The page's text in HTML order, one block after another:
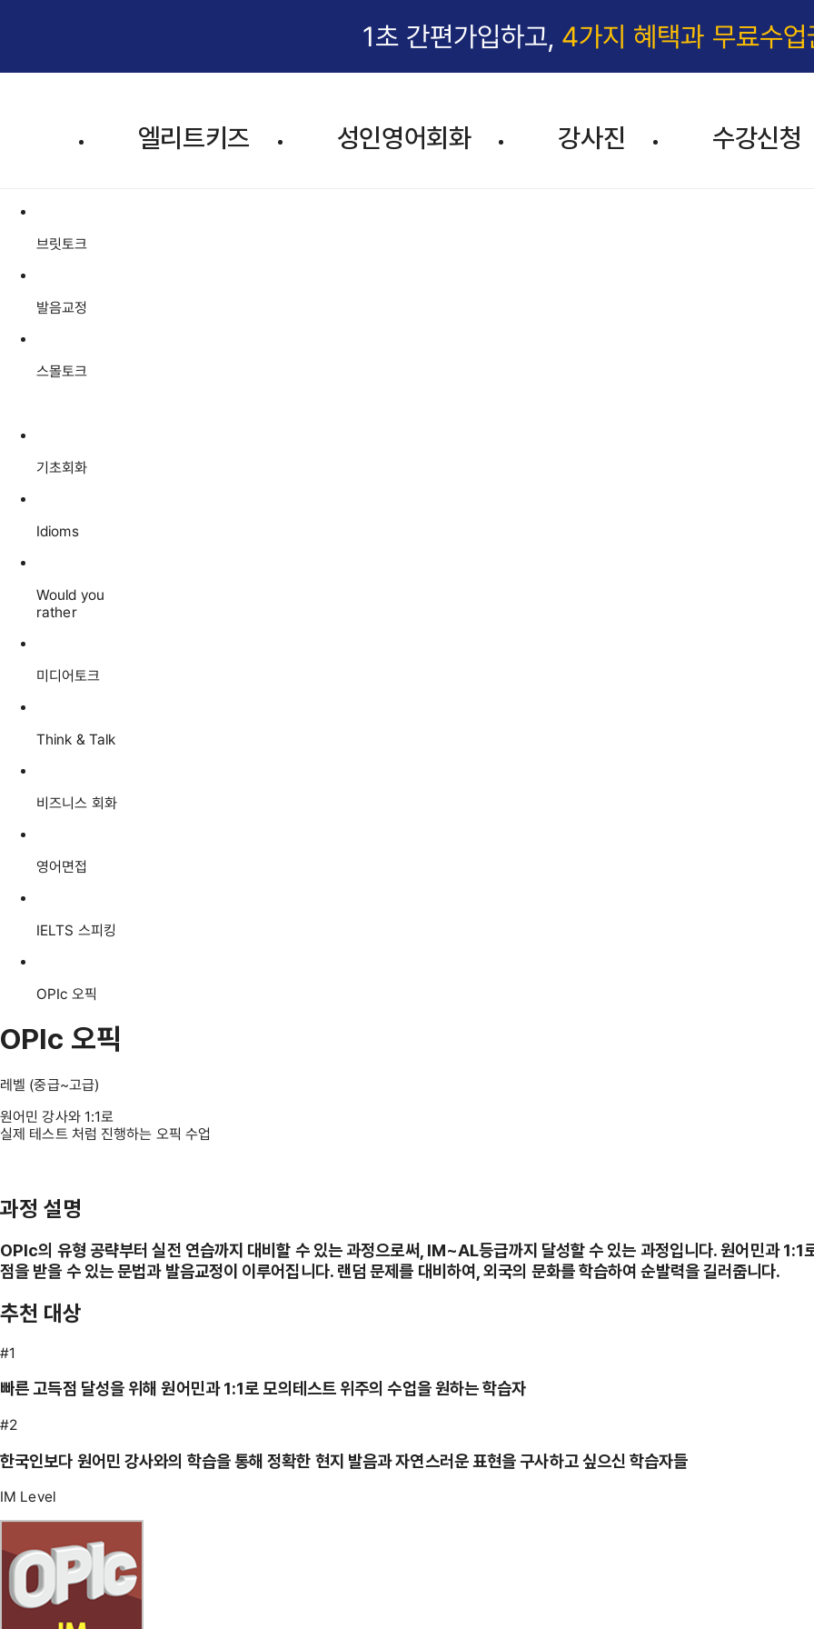
1초 간편가입하고, 4가지 혜택과 무료수업
엘리트키즈 성인영어회화 강사진 수강신청
브릿토크
발음교정
스몰토크
기초회화
Idioms
Would you
rather
미디어토크
Think & Talk
비즈니스 회화
영어면접
IELTS 스피킹
OPIc 오픽
OPIc 오픽
레벨 (중급~고급)
원어민 강사와 1:1로
실제 테스트 처럼 진행하는 오픽 수업
과정 설명
OPIc의 유형 공략부터 실전 연습까지 대비할 수 있는 과정으로써, IM~AL등급까지 달성할 수 있는 과정입니다. 원어민과
점을 받을 수 있는 문법과 발음교정이 이루어집니다. 랜덤 문제를 대비하여, 외국의 문화를 학습하여 순발력을 길러줍니다.
추천 대상
#1
빠른 고득점 달성을 위해 원어민과 1:1로 모의테스트 위주의 수업을 원하는 학습자
#2
한국인보다 원어민 강사와의 학습을 통해 정확한 현지 발음과 자연스러운 표현을 구사하고 싶으신 학습자들
IM Level